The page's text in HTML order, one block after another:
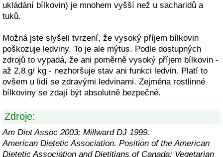
ukládání bílkovin) je mnohem vyšší než u sacharidů a
tuků.
Možná jste slyšeli tvrzení, že vysoký příjem bílkovin
poškozuje ledviny. To je ale mýtus. Podle dostupných
zdrojů to vypadá, že ani poměrně vysoký příjem bílkovin -
až 2,8 g/ kg - nezhoršuje stav ani funkci ledvin. Platí to
ovšem u lidí se zdravými ledvinami. Zejména rostlinné
bílkoviny se zdají být absolutně bezpečné.
Zdroje:
Am Diet Assoc 2003; Millward DJ 1999.
American Dietetic Association. Position of the American
Dietetic Association and Dietitians of Canada: Vegetarian